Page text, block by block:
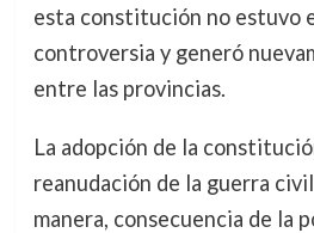
esta constitución no estuvo
controversia y generó
entre las provincias.
La adopción de la
reanudación de la guerra
manera, consecuencia de la